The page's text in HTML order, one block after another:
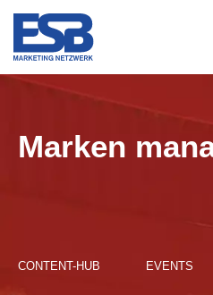
Marken
CONTENT-HUB EVENTS